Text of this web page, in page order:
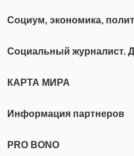
Социум, экономика,
Социальный журналист.
КАРТА МИРА
Информация партнеров
PRO BONO